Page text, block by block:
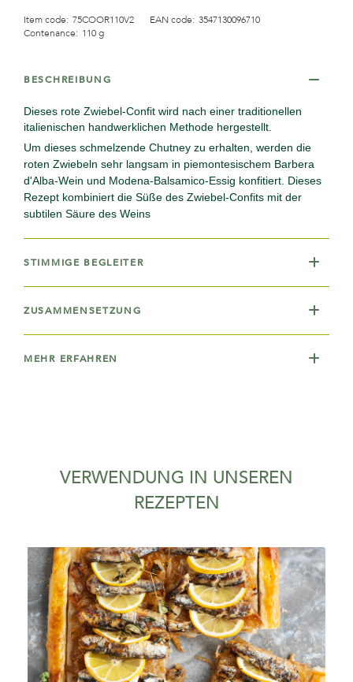
Item code: 75COOR110V2 EAN code: 3547130096710
Contenance: 110 g
BESCHREIBUNG
Dieses rote Zwiebel-Confit wird nach einer traditionellen
italienischen handwerklichen Methode hergestellt.
Um dieses schmelzende Chutney zu erhalten, werden die
roten Zwiebeln sehr langsam in piemontesischem Barbera
d'Alba-Wein und Modena-Balsamico-Essig konfitiert. Dieses
Rezept kombiniert die Süße des Zwiebel-Confits mit der
subtilen Säure des Weins
STIMMIGE BEGLEITER
ZUSAMMENSETZUNG
MEHR ERFAHREN
VERWENDUNG IN UNSEREN
REZEPTEN